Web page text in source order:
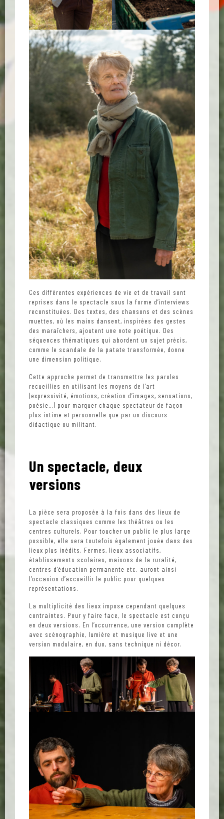
Ces différentes expériences de vie et de travail sont
reprises dans le spectacle sous la forme d’interviews
reconstituées. Des textes, des chansons et des scènes
muettes, où les mains dansent, inspirées des gestes
des maraîchers, ajoutent une note poétique. Des
séquences thématiques qui abordent un sujet précis,
comme le scandale de la patate transformée, donne
une dimension politique.
Cette approche permet de transmettre les paroles
recueillies en utilisant les moyens de l’art
(expressivité, émotions, création d’images, sensations,
poésie…) pour marquer chaque spectateur de façon
plus intime et personnelle que par un discours
didactique ou militant.
Un spectacle, deux
versions
La pièce sera proposée à la fois dans des lieux de
spectacle classiques comme les théâtres ou les
centres culturels. Pour toucher un public le plus large
possible, elle sera toutefois également jouée dans des
lieux plus inédits. Fermes, lieux associatifs,
établissements scolaires, maisons de la ruralité,
centres d’éducation permanente etc. auront ainsi
l’occasion d’accueillir le public pour quelques
représentations.
La multiplicité des lieux impose cependant quelques
contraintes. Pour y faire face, le spectacle est conçu
en deux versions. En l’occurrence, une version complète
avec scénographie, lumière et musique live et une
version modulaire, en duo, sans technique ni décor.